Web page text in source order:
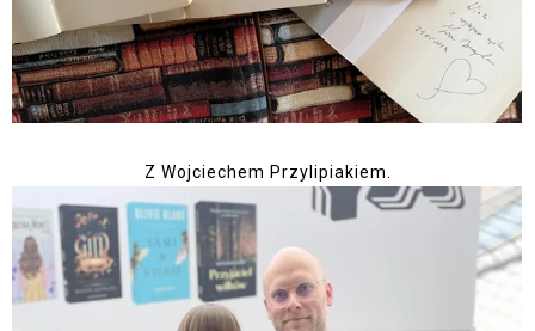
Z Wojciechem Przylipiakiem.